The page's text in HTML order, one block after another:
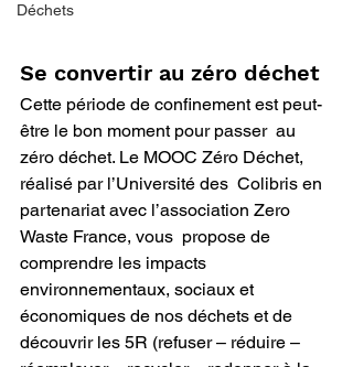
Déchets
Se convertir au zéro déchet
Cette période de confinement est peut-
être le bon moment pour passer  au
zéro déchet. Le MOOC Zéro Déchet,
réalisé par l’Université des  Colibris en
partenariat avec l’association Zero
Waste France, vous  propose de
comprendre les impacts
environnementaux, sociaux et
économiques de nos déchets et de
découvrir les 5R (refuser – réduire –